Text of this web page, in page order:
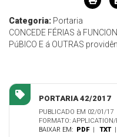
Categoria: Portaria
CONCEDE FÉRIAS à
PúBICO E á OUTRAS
PORTARIA 42/2017
PUBLICADO EM 02/01/17
FORMATO:
BAIXAR EM: PDF |TXT